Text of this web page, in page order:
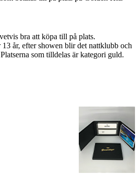
bra att köpa till på plats.
år, efter showen blir det nattklubb och
som tilldelas är kategori guld.